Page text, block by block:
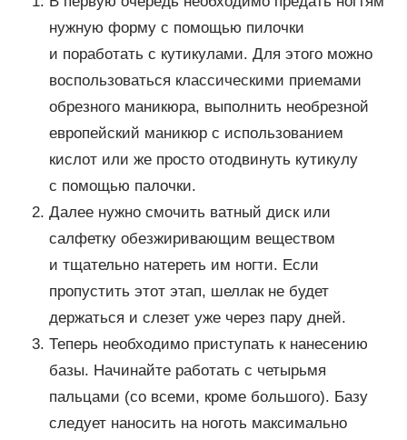
нужную форму с помощью пилочки
и поработать с кутикулами. Для этого можно
воспользоваться классическими приемами
обрезного маникюра, выполнить необрезной
европейский маникюр с использованием
кислот или же просто отодвинуть кутикулу
с помощью палочки.
Далее нужно смочить ватный диск или
салфетку обезжиривающим веществом
и тщательно натереть им ногти. Если
пропустить этот этап, шеллак не будет
держаться и слезет уже через пару дней.
Теперь необходимо приступать к нанесению
базы. Начинайте работать с четырьмя
пальцами (со всеми, кроме большого). Базу
следует наносить на ноготь максимально